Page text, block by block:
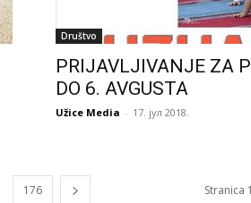
Društvo
PRIJAVLJIVANJE ZA
DO 6. AVGUSTA
Užice Media - 17. јул 2018.
176 Stranica